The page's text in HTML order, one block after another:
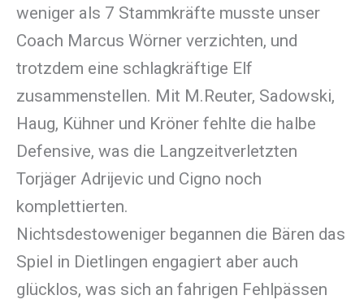
weniger als 7 Stammkräfte musste unser
Coach Marcus Wörner verzichten, und
trotzdem eine schlagkräftige Elf
zusammenstellen. Mit M.Reuter, Sadowski,
Haug, Kühner und Kröner fehlte die halbe
Defensive, was die Langzeitverletzten
Torjäger Adrijevic und Cigno noch
komplettierten.
Nichtsdestoweniger begannen die Bären das
Spiel in Dietlingen engagiert aber auch
glücklos, was sich an fahrigen Fehlpässen